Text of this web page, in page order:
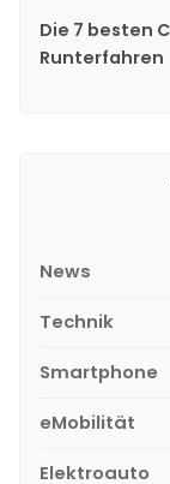
Die 7 besten
Runterfahren
News
Technik
Smartphone
eMobilität
Elektroauto